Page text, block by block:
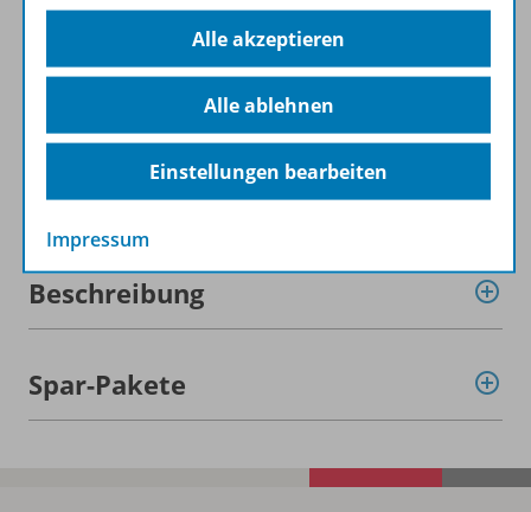
ZU DEN ABO-ANGEBOTEN
Informationen
Beschreibung
Spar-Pakete
Alle akzeptieren
Alle ablehnen
Einstellungen bearbeiten
Impressum